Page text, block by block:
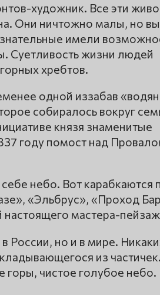
художник. Все эти
Они ничтожно малы, но
имели
Суетливость жизни людей
хребтов.
одной иззабав
собиралось вокруг
князя знаменитые
году помост над
небо. Вот карабкаются
«Эльбрус», «Проход
настоящего мастера-
России, но и в мире.
из частичек.
горы, чистое голубое небо.